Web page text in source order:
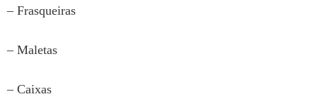
– Frasqueiras
– Maletas
– Caixas